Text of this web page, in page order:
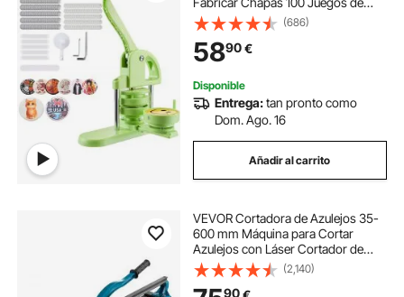
Botones, Mango Ergonómico
Reforzado, para Crear Insignias,
Pines Personalizados, Llaveros,
Chapas, Verde
(686)
5890€
Disponible
Entrega:tan pronto como
Dom. Ago. 16
Añadir al carrito
VEVOR Cortadora de Azulejos 35-
600 mm Máquina para Cortar
Azulejos con Láser Cortador de
Azulejos Manual Cortadora de
Cerámica con Soporte
(2,140)
90